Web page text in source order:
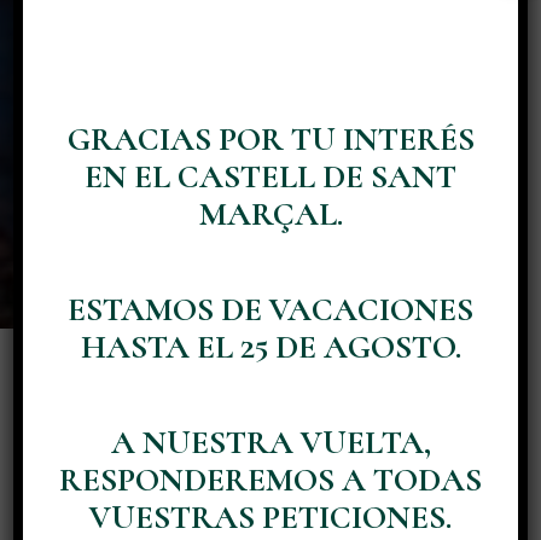
PREGUNTAS
GRACIAS POR TU INTERÉS
EN EL CASTELL DE SANT
MARÇAL.
ESTAMOS DE VACACIONES
HASTA EL 25 DE AGOSTO.
A NUESTRA VUELTA,
RESPONDEREMOS A TODAS
VUESTRAS PETICIONES.